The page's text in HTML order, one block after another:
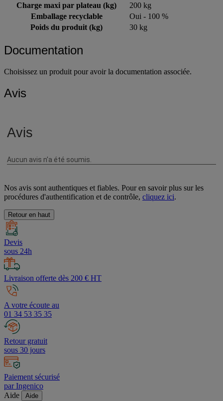
Charge maxi par plateau (kg)
200 kg
Emballage recyclable
Oui - 100 %
Poids du produit (kg)
30 kg
Documentation
Choisissez un produit pour avoir la documentation associée.
Avis
Nos avis sont authentiques et fiables. Pour en savoir plus sur les
procédures d'authentification et de contrôle, cliquez ici.
Retour en haut
Devis
sous 24h
Livraison offerte dès 200 € HT
A votre écoute au
01 34 53 35 35
Retour gratuit
sous 30 jours
Paiement sécurisé
par Ingenico
Aide
Aide